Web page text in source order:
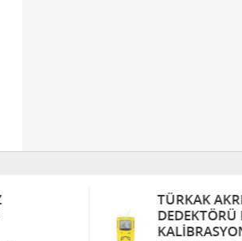
GAZ
BAKIM VE